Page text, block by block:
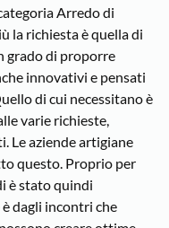
Arredo di
la richiesta è quella di
grado di proporre
innovativi e pensati
di cui necessitano è
varie richieste,
Le aziende artigiane
questo. Proprio per
è stato quindi
dagli incontri che